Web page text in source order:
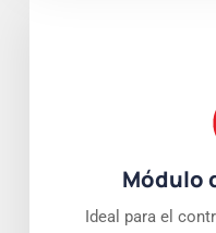
Módulo
Ideal para el